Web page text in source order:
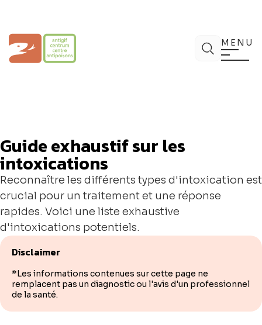
Centre Antipoisons Chercher
MENU
Guide exhaustif sur les
intoxications
Reconnaître les différents types d'intoxication est
crucial pour un traitement et une réponse
rapides. Voici une liste exhaustive
d'intoxications potentiels.
Disclaimer
*Les informations contenues sur cette page ne
remplacent pas un diagnostic ou l'avis d'un professionnel
de la santé.